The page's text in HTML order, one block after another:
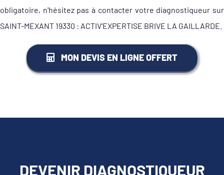
obligatoire, n'hésitez pas à contacter votre diagnostiqueur sur
SAINT-MEXANT 19330 : ACTIV'EXPERTISE BRIVE LA GAILLARDE.
MON DEVIS EN LIGNE OFFERT
DEVENIR DIAGNOSTIQUEUR